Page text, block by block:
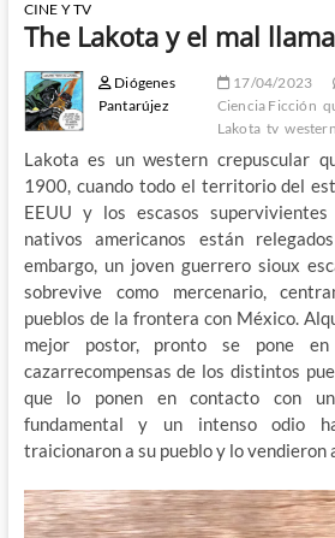
CINE Y TV
The Lakota y el mal
Diógenes
Pantarújez
17/04/2023
Ciencia Ficción
Lakota tv western
Lakota es un western crepuscular
1900, cuando todo el territorio del
EEUU y los escasos
nativos americanos están
embargo, un joven guerrero sioux
sobrevive como mercenario,
pueblos de la frontera con México.
mejor postor, pronto se pone
cazarrecompensas de los distintos
que lo ponen en contacto con
fundamental y un intenso odio
traicionaron a su pueblo y lo vendieron